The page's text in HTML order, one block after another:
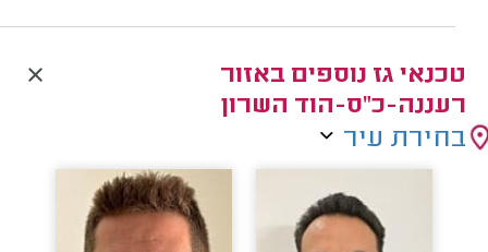
טכנאי גז נוספים באזור
רעננה-כ"ס-הוד השרון
בחירת עיר